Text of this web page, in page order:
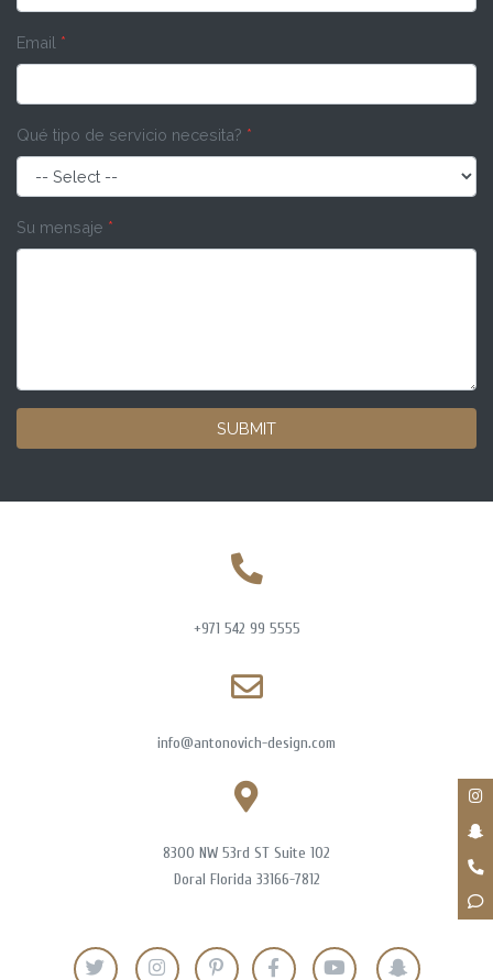
Email *
Qué tipo de servicio necesita? *
Su mensaje *
SUBMIT
+971 542 99 5555
info@antonovich-design.com
8300 NW 53rd ST Suite 102
Doral Florida 33166-7812